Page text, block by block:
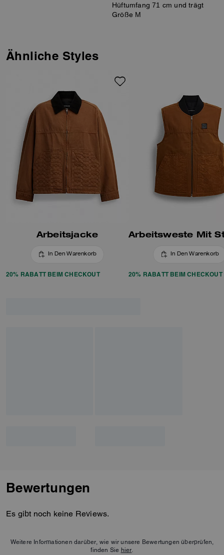
Hüftumfang 71 cm und trägt
Größe M
Ähnliche Styles
Arbeitsjacke
In Den Warenkorb
20% RABATT BEIM CHECKOUT
In Den Warenkorb
20% RABATT BEIM CHECKOUT
Bewertungen
Es gibt noch keine Reviews.
Weitere Informationen darüber, wie wir unsere Bewertungen überprüfen,
finden Sie hier